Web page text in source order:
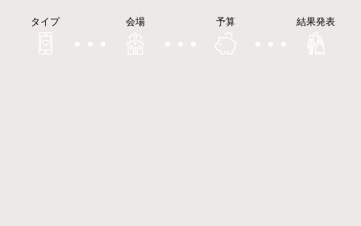
タイプ 会場 予算 結果発表